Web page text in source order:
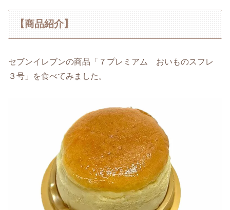
【商品紹介】
セブンイレブンの商品「７プレミアム おいものスフレ
３号」を食べてみました。